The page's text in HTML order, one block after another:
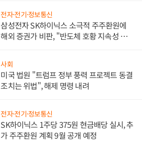
전자·전기·정보통신
삼성전자 SK하이닉스 소극적 주주환원에
해외 증권가 비판, "반도체 호황 지속성 의
사회
미국 법원 "트럼프 정부 풍력 프로젝트 동결
조치는 위법", 해제 명령 내려
전자·전기·정보통신
SK하이닉스 1주당 375원 현금배당 실시, 추
가 주주환원 계획 9월 공개 예정